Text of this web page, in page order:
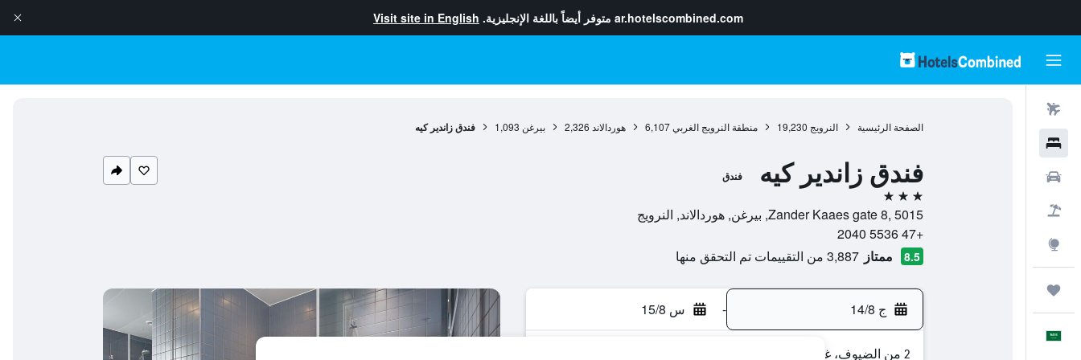
ar.hotelscombined.com متوفر أيضاً باللغة الإنجليزية. Visit site in English
الصفحة الرئيسية النرويج 19,230 منطقة النرويج الغربي 6,107 هوردالاند 2,326 بيرغن 1,093 فندق زاندير كيه
فندق زاندير كيه فندق
3 نجوم
Zander Kaaes gate 8, 5015, بيرغن, هوردالاند, النرويج
+47 5536 2040
8.5 ممتاز 3,887 من التقييمات تم التحقق منها
ج 14/8 - س 15/8
2 من الضيوف، غرفة واحدة